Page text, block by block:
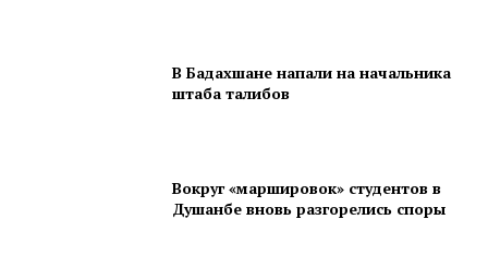
В Бадахшане напали на начальника
штаба талибов
Вокруг «маршировок» студентов в
Душанбе вновь разгорелись споры